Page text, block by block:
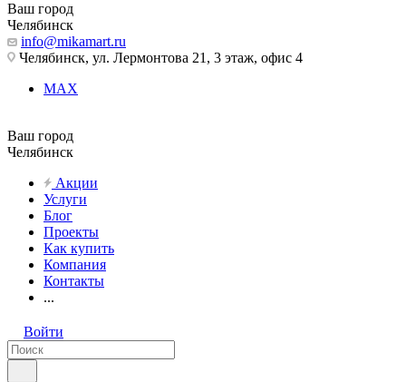
Ваш город
Челябинск
info@mikamart.ru
Челябинск, ул. Лермонтова 21, 3 этаж, офис 4
MAX
Ваш город
Челябинск
Акции
Услуги
Блог
Проекты
Как купить
Компания
Контакты
...
Войти